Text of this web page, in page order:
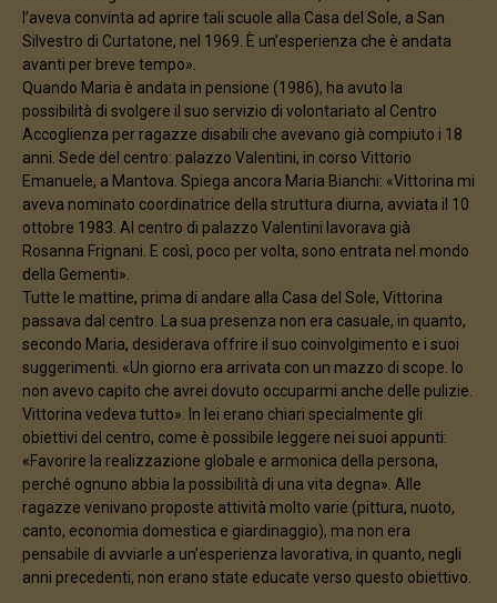
l’aveva convinta ad aprire tali scuole alla Casa del Sole, a San
Silvestro di Curtatone, nel 1969. È un’esperienza che è andata
avanti per breve tempo».
Quando Maria è andata in pensione (1986), ha avuto la
possibilità di svolgere il suo servizio di volontariato al Centro
Accoglienza per ragazze disabili che avevano già compiuto i 18
anni. Sede del centro: palazzo Valentini, in corso Vittorio
Emanuele, a Mantova. Spiega ancora Maria Bianchi: «Vittorina mi
aveva nominato coordinatrice della struttura diurna, avviata il 10
ottobre 1983. Al centro di palazzo Valentini lavorava già
Rosanna Frignani. E così, poco per volta, sono entrata nel mondo
della Gementi».
Tutte le mattine, prima di andare alla Casa del Sole, Vittorina
passava dal centro. La sua presenza non era casuale, in quanto,
secondo Maria, desiderava offrire il suo coinvolgimento e i suoi
suggerimenti. «Un giorno era arrivata con un mazzo di scope. Io
non avevo capito che avrei dovuto occuparmi anche delle pulizie.
Vittorina vedeva tutto». In lei erano chiari specialmente gli
obiettivi del centro, come è possibile leggere nei suoi appunti:
«Favorire la realizzazione globale e armonica della persona,
perché ognuno abbia la possibilità di una vita degna». Alle
ragazze venivano proposte attività molto varie (pittura, nuoto,
canto, economia domestica e giardinaggio), ma non era
pensabile di avviarle a un’esperienza lavorativa, in quanto, negli
anni precedenti, non erano state educate verso questo obiettivo.